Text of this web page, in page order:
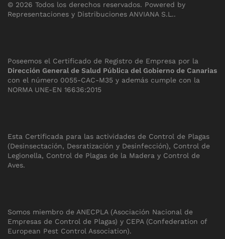
© 2026 Todos los derechos reservados. Powered by
Representaciones y Distribuciones ANVIANA S.L..
Poseemos el Certificado de Registro de Empresa por la
Dirección General de Salud Pública del Gobierno de Canarias
con el número 0055-CAC-M35 y además cumple con la
NORMA UNE-EN 16636:2015
Esta Certificada para las actividades de Control de Plagas
(Desinsectación, Desratización y Desinfección), Control de
Legionella, Control de Plagas de la Madera y Control de
Aves.
Somos miembro de ANECPLA (Asociación Nacional de
Empresas de Control de Plagas) y CEPA (Confederation of
European Pest Control Association).